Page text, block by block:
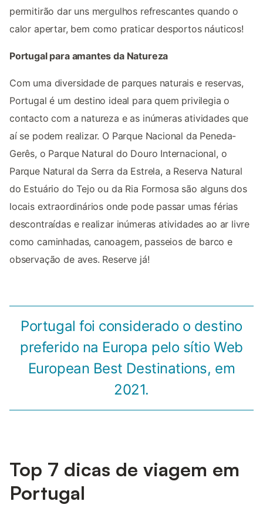
permitirão dar uns mergulhos refrescantes quando o
calor apertar, bem como praticar desportos náuticos!
Portugal para amantes da Natureza
Com uma diversidade de parques naturais e reservas,
Portugal é um destino ideal para quem privilegia o
contacto com a natureza e as inúmeras atividades que
aí se podem realizar. O Parque Nacional da Peneda-
Gerês, o Parque Natural do Douro Internacional, o
Parque Natural da Serra da Estrela, a Reserva Natural
do Estuário do Tejo ou da Ria Formosa são alguns dos
locais extraordinários onde pode passar umas férias
descontraídas e realizar inúmeras atividades ao ar livre
como caminhadas, canoagem, passeios de barco e
observação de aves. Reserve já!
Portugal foi considerado o destino
preferido na Europa pelo sítio Web
European Best Destinations, em
2021.
Top 7 dicas de viagem em
Portugal